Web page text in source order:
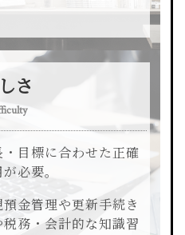
さ
目標に合わせた正確
必要。
金管理や更新手続き
務・会計的な知識習